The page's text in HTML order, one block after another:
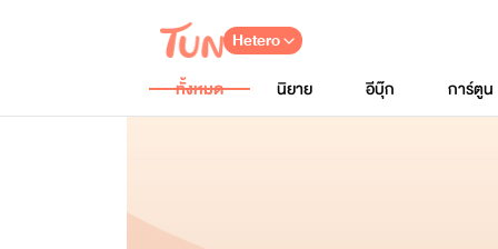
Hetero
ทั้งหมด
นิยาย อีบุ๊ก การ์ตูน